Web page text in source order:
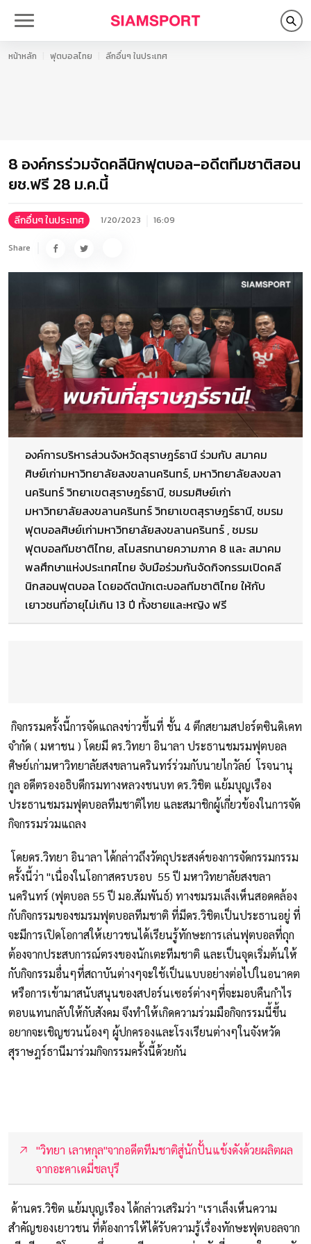
หน้าหลัก ฟุตบอลไทย ลีกอื่นๆ ในประเทศ
8 องค์กรร่วมจัดคลีนิกฟุตบอล-อดีตทีมชาติสอน
ยช.ฟรี 28 ม.ค.นี้
ลีกอื่นๆ ในประเทศ 1/20/2023 16:09
Share
องค์การบริหารส่วนจังหวัดสุราษฎร์ธานี ร่วมกับ สมาคม
ศิษย์เก่ามหาวิทยาลัยสงขลานครินทร์, มหาวิทยาลัยสงขลา
นครินทร์ วิทยาเขตสุราษฎร์ธานี, ชมรมศิษย์เก่า
มหาวิทยาลัยสงขลานครินทร์ วิทยาเขตสุราษฎร์ธานี, ชมรม
ฟุตบอลศิษย์เก่ามหาวิทยาลัยสงขลานครินทร์ , ชมรม
ฟุตบอลทีมชาติไทย, สโมสรทนายความภาค 8 และ สมาคม
พลศึกษาแห่งประเทศไทย จับมือร่วมกันจัดกิจกรรมเปิดคลี
นิกสอนฟุตบอล โดยอดีตนักเตะบอลทีมชาติไทย ให้กับ
เยาวชนที่อายุไม่เกิน 13 ปี ทั้งชายและหญิง ฟรี
กิจกรรมครั้งนี้การจัดแถลงข่าวขึ้นที่ ชั้น 4 ตึกสยามสปอร์ตซินดิเคท
จำกัด ( มหาชน ) โดยมี ดร.วิทยา อินาลา ประธานชมรมฟุตบอล
ศิษย์เก่ามหาวิทยาลัยสงขลานครินทร์ร่วมกับนายไกวัลย์ โรจนานุ
กูล อดีตรองอธิบดีกรมทางหลวงชนบท ดร.วิชิต แย้มบุญเรือง
ประธานชมรมฟุตบอลทีมชาติไทย และสมาชิกผู้เกี่ยวข้องในการจัด
กิจกรรมร่วมแถลง
โดยดร.วิทยา อินาลา ได้กล่าวถึงวัตถุประสงค์ของการจัดกรรมกรรม
ครั้งนี้ว่า "เนื่องในโอกาสครบรอบ 55 ปี มหาวิทยาลัยสงขลา
นครินทร์ (ฟุตบอล 55 ปี มอ.สัมพันธ์) ทางชมรมเล็งเห็นสอดคล้อง
กับกิจกรรมของชมรมฟุตบอลทีมชาติ ที่มีดร.วิชิตเป็นประธานอยู่ ที่
จะมีการเปิดโอกาสให้เยาวชนได้เรียนรู้ทักษะการเล่นฟุตบอลที่ถุก
ต้องจากประสบการณ์ตรงของนักเตะทีมชาติ และเป็นจุดเริ่มต้นให้
กับกิจกรรมอื่นๆที่สถาบันต่างๆจะใช้เป็นแบบอย่างต่อไปในอนาคต
หรือการเข้ามาสนับสนุนของสปอร์นเซอร์ต่างๆที่จะมอบคืนกำไร
ตอบแทนกลับให้กับสังคม จึงทำให้เกิดความร่วมมือกิจกรรมนี้ขึ้น
อยากจะเชิญชวนน้องๆ ผู้ปกครองและโรงเรียนต่างๆในจังหวัด
สุราษฎร์ธานีมาร่วมกิจกรรมครั้งนี้ด้วยกัน
"วิทยา เลาหกุล"จากอดีตทีมชาติสู่นักปั้นแข้งดังด้วยผลิตผล
จากอะคาเดมี่ชลบุรี
ด้านดร.วิชิต แย้มบุญเรือง ได้กล่าวเสริมว่า "เราเล็งเห็นความ
สำคัญของเยาวชน ที่ต้องการให้ได้รับความรู้เรื่องทักษะฟุตบอลจาก